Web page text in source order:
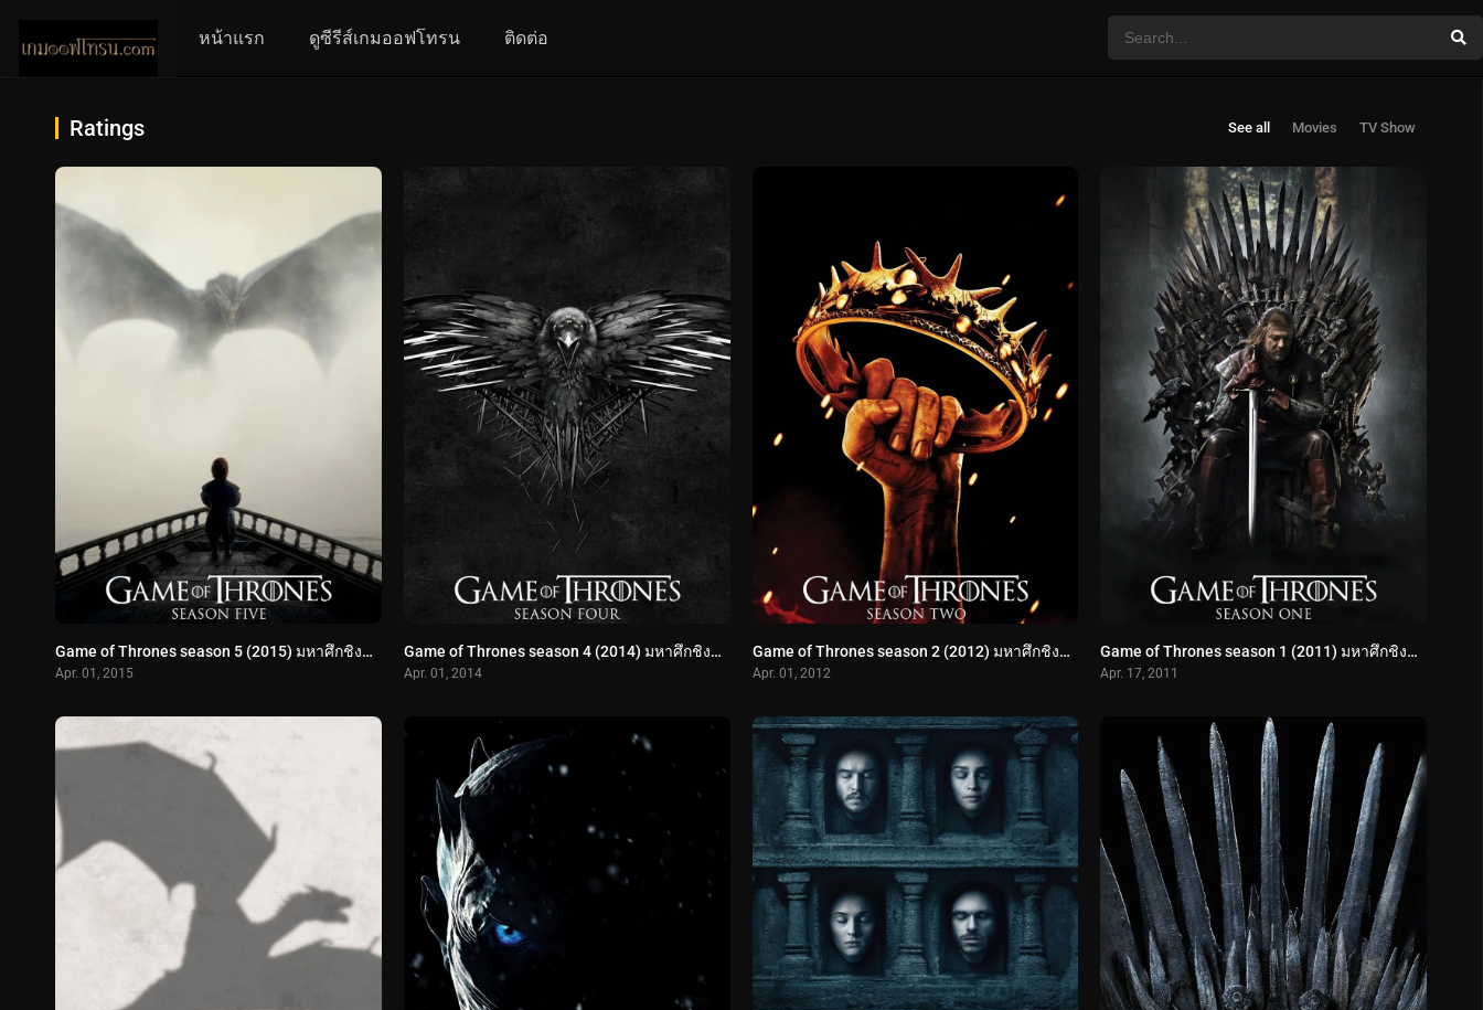
หน้าแรก ดูซีรีส์เกมออฟโทรน ติดต่อ
Ratings See all Movies TV Show
Game of Thrones season 5 (2015) มหาศึกชิงบัลลังก์ ปี 5
Apr. 01, 2015
Game of Thrones season 4 (2014) มหาศึกชิงบัลลังก์ ปี 4
Apr. 01, 2014
Game of Thrones season 2 (2012) มหาศึกชิงบัลลังก์ ปี 2
Apr. 01, 2012
Game of Thrones season 1 (2011) มหาศึกชิงบัลลังก์ ปี 1
Apr. 17, 2011